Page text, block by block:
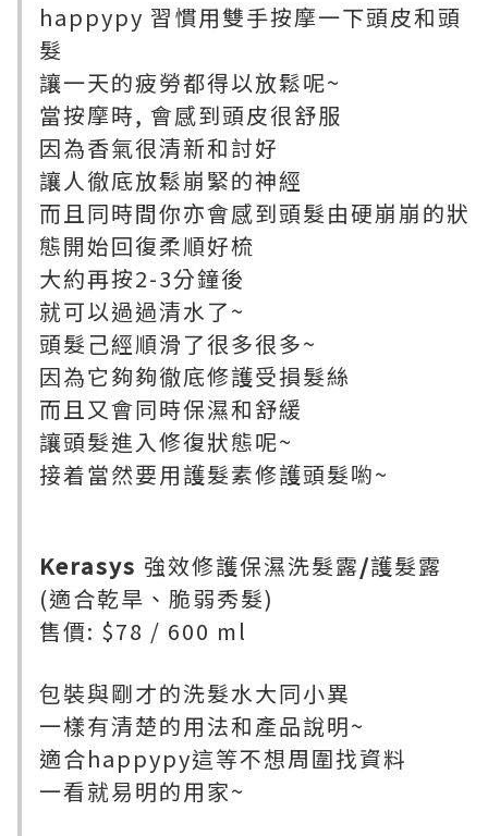
happypy 習慣用雙手按摩一下頭皮和頭
髮
讓一天的疲勞都得以放鬆呢~
當按摩時, 會感到頭皮很舒服
因為香氣很清新和討好
讓人徹底放鬆崩緊的神經
而且同時間你亦會感到頭髮由硬崩崩的狀
態開始回復柔順好梳
大約再按2-3分鐘後
就可以過過清水了~
頭髮己經順滑了很多很多~
因為它夠夠徹底修護受損髮絲
而且又會同時保濕和舒緩
讓頭髮進入修復狀態呢~
接着當然要用護髮素修護頭髮喲~
Kerasys 強效修護保濕洗髮露/護髮露
(適合乾旱、脆弱秀髮)
售價: $78 / 600 ml
包裝與剛才的洗髮水大同小異
一樣有清楚的用法和產品說明~
適合happypy這等不想周圍找資料
一看就易明的用家~